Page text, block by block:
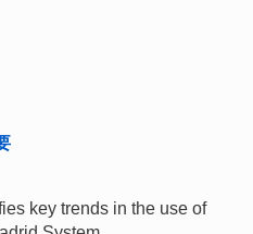
key trends in the use of